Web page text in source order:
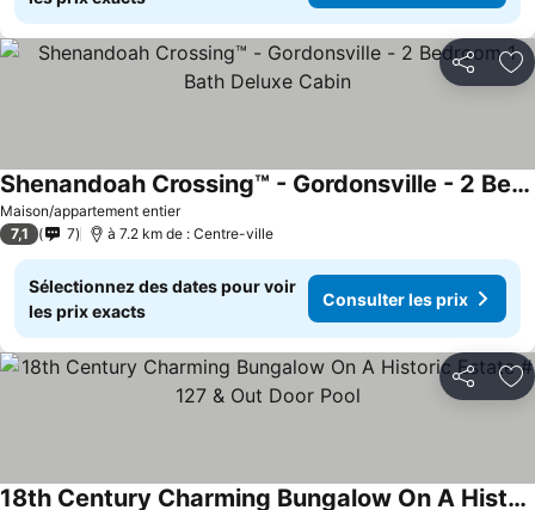
Partager
Maison/appartement entier
Shenandoah Crossing™ - Gordonsville - 2 Bedroom 1 Bath Deluxe Cabin
Consulter les prix
7,1 7 à 7.2 km de : Centre-ville
Sélectionnez des dates pour voir
les prix exacts
Consulter les prix
Partager
18th Century Charming Bungalow On A Historic Estate # 127 & Out Door Pool